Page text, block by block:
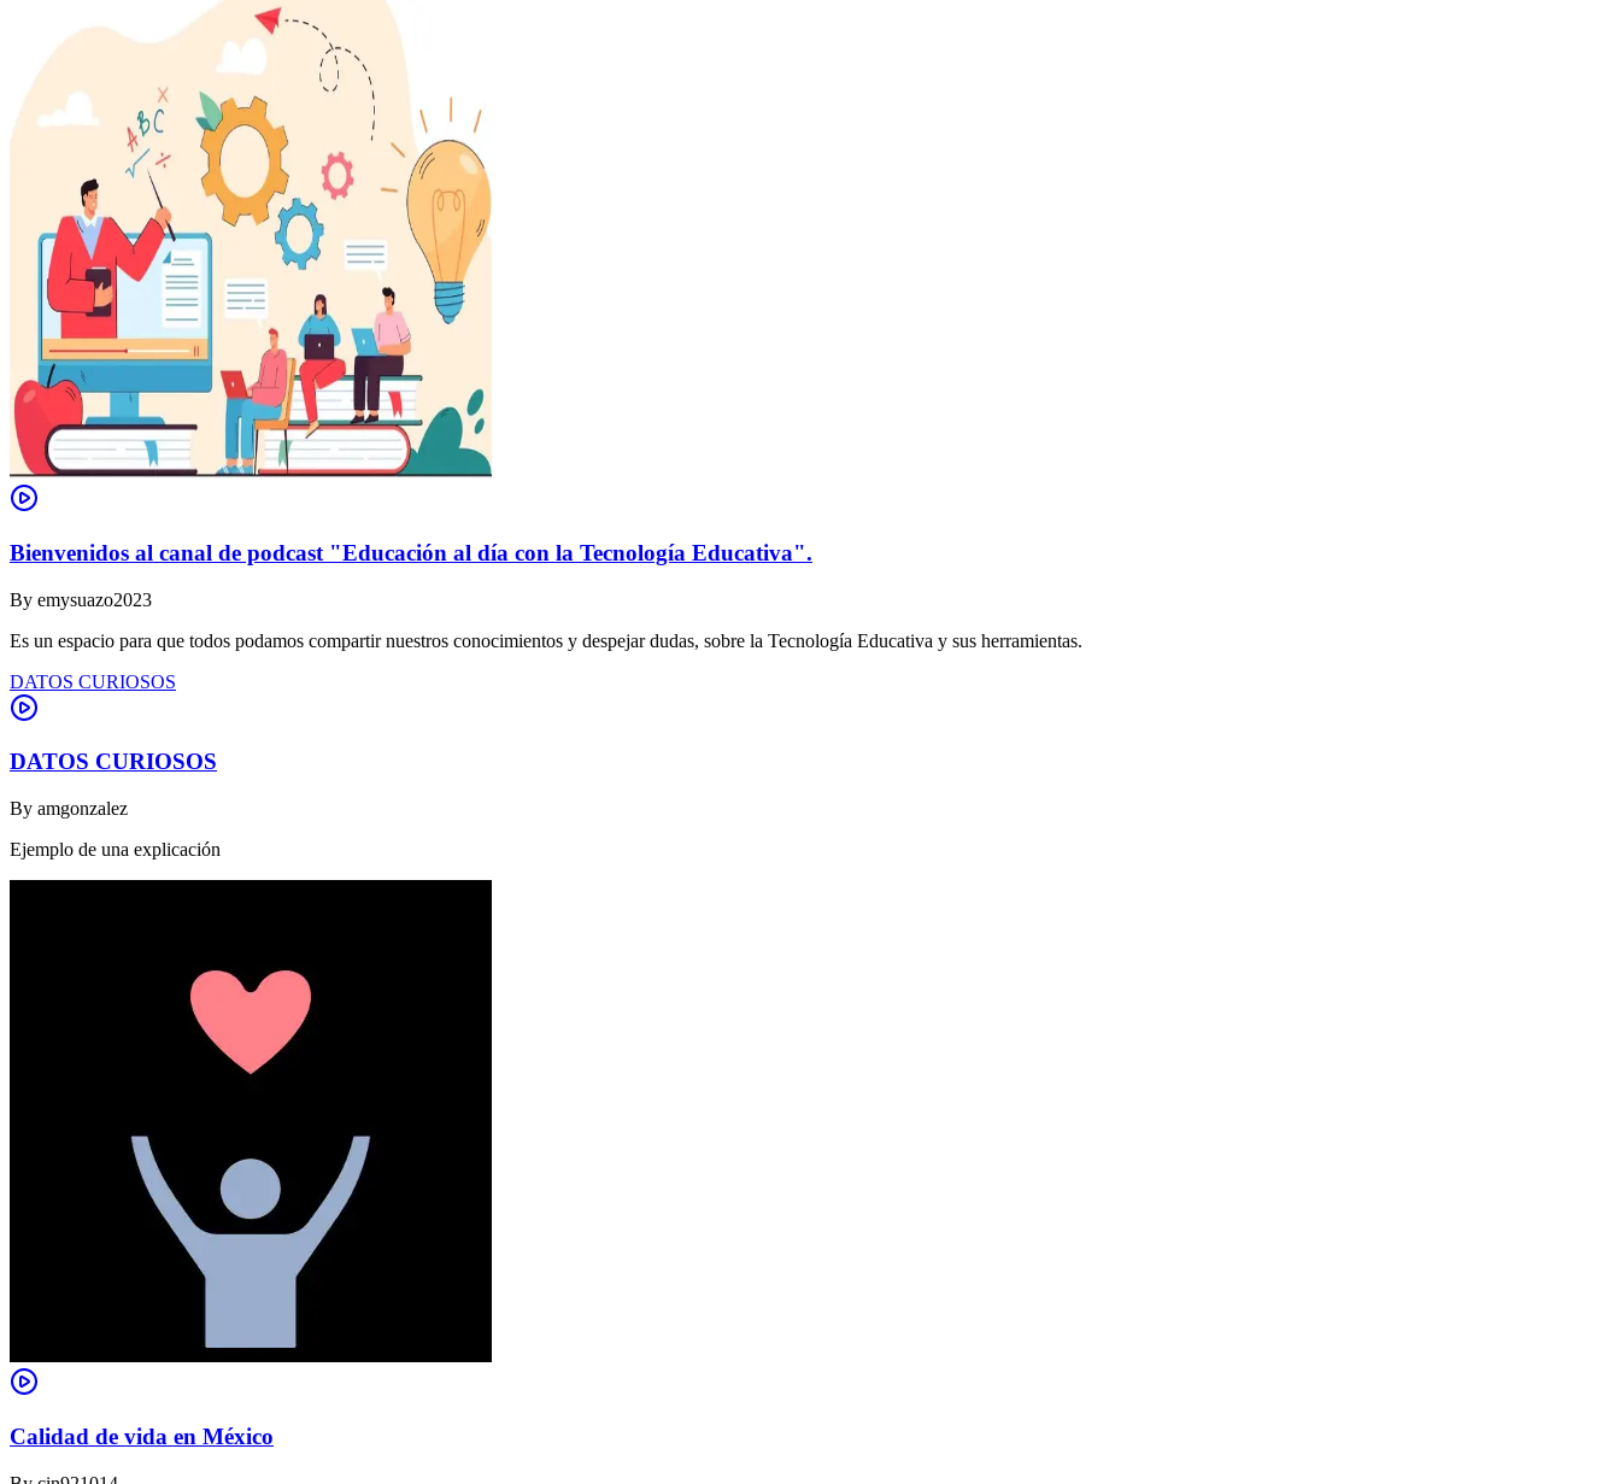
Bienvenidos al canal de podcast "Educación al día con la Tecnología Educativa".
By emysuazo2023
Es un espacio para que todos podamos compartir nuestros conocimientos y despejar dudas, sobre la Tecnología Educativa y sus herramientas.
DATOS CURIOSOS
DATOS CURIOSOS
By amgonzalez
Ejemplo de una explicación
Calidad de vida en México